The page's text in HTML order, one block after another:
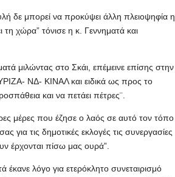
δε μπορεί να προκύψει άλλη πλειοψηφία η
χώρα” τόνισε η κ. Γεννηματά και
μιλώντας στο Σκάι, επέμεινε επίσης στην
ΝΔ- ΚΙΝΑΛ και ειδικά ως προς το
και να πετάει πέτρες¨.
μέρες που έζησε ο λαός σε αυτό τον τόπο
τις δημοτικές εκλογές τις συνεργασίες
έρχονται πίσω μας ουρά”.
έκανε λόγο για ετερόκλητο συνεταιρισμό